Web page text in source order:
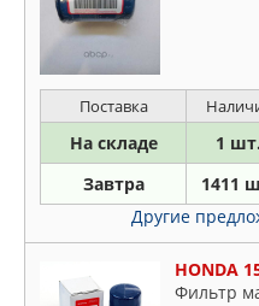
Поставка
На складе 1 шт.
Завтра 1411
Другие
HONDA
Фильтр